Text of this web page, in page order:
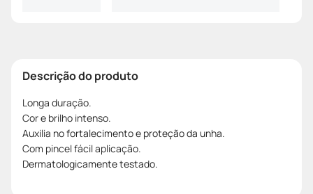
Descrição do produto
Longa duração.
Cor e brilho intenso.
Auxilia no fortalecimento e proteção da unha.
Com pincel fácil aplicação.
Dermatologicamente testado.